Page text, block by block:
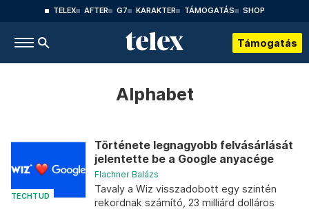
TELEX AFTER G7 KARAKTER TÁMOGATÁS SHOP
Támogatás
Alphabet
TECHTUD
Története legnagyobb felvásárlását
jelentette be a Google anyacége
Flachner Balázs
Tavaly a Wiz visszadobott egy szintén
rekordnak számító, 23 milliárd dolláros